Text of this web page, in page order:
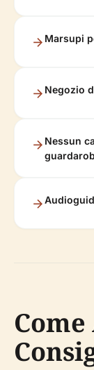
Marsupi
Negozio
Nessun